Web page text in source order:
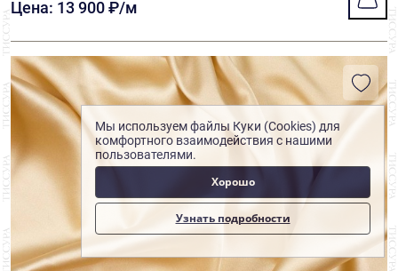
Цена: 13 900 ₽/м
Мы используем файлы Куки (Cookies) для
комфортного взаимодействия с нашими
пользователями.
Хорошо
Узнать подробности